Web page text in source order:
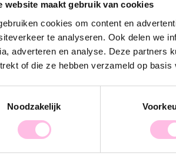
website maakt gebruik van cookies
cookies om content en
te analyseren. Ook delen we
adverteren en analyse. Deze partners
of die ze hebben verzameld op
Noodzakelijk